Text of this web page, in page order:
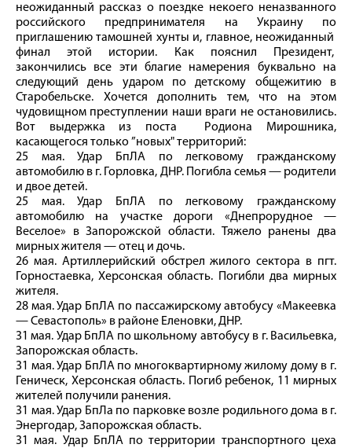
неожиданный рассказ о поездке некоего неназванного
российского предпринимателя на Украину по
приглашению тамошней хунты и, главное, неожиданный
финал этой истории. Как пояснил Президент,
закончились все эти благие намерения буквально на
следующий день ударом по детскому общежитию в
Старобельске. Хочется дополнить тем, что на этом
чудовищном преступлении наши враги не остановились.
Вот выдержка из поста Родиона Мирошника,
касающегося только ”новых" территорий:
25 мая. Удар БпЛА по легковому гражданскому
автомобилю в г. Горловка, ДНР. Погибла семья — родители
и двое детей.
25 мая. Удар БпЛА по легковому гражданскому
автомобилю на участке дороги «Днепрорудное —
Веселое» в Запорожской области. Тяжело ранены два
мирных жителя — отец и дочь.
26 мая. Артиллерийский обстрел жилого сектора в пгт.
Горностаевка, Херсонская область. Погибли два мирных
жителя.
28 мая. Удар БпЛА по пассажирскому автобусу «Макеевка
— Севастополь» в районе Еленовки, ДНР.
31 мая. Удар БпЛА по школьному автобусу в г. Васильевка,
Запорожская область.
31 мая. Удар БпЛА по многоквартирному жилому дому в г.
Геническ, Херсонская область. Погиб ребенок, 11 мирных
жителей получили ранения.
31 мая. Удар БпЛа по парковке возле родильного дома в г.
Энергодар, Запорожская область.
31 мая. Удар БпЛА по территории транспортного цеха